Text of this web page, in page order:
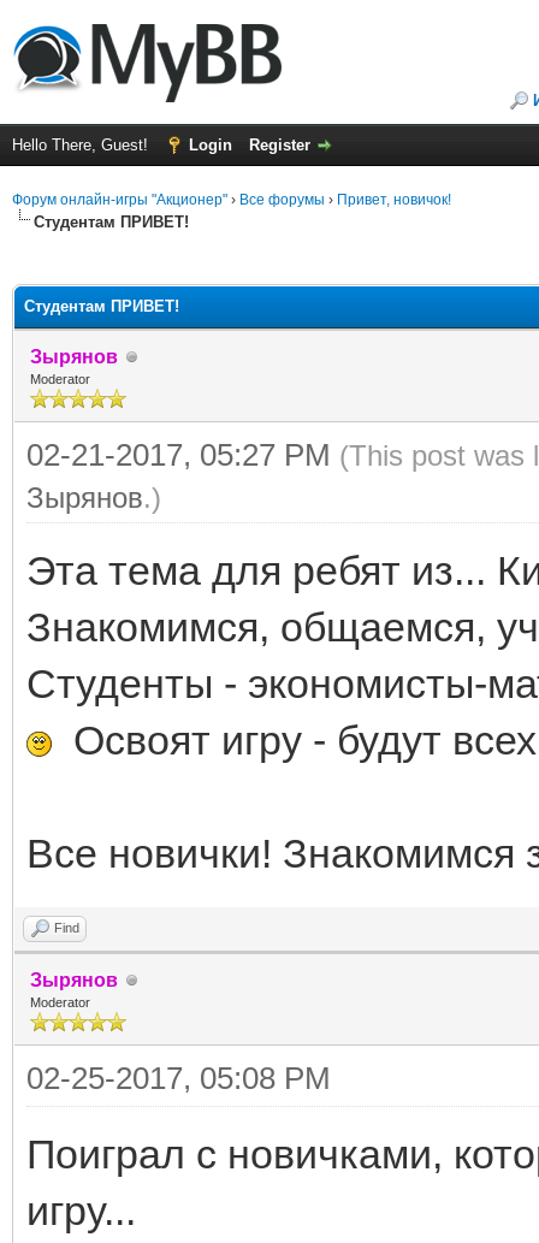
Hello There, Guest! Login Register
Форум онлайн-игры "Акционер" › Все форумы › Привет, новичок!
Студентам ПРИВЕТ!
Студентам ПРИВЕТ!
Зырянов
Moderator
02-21-2017, 05:27 PM (This post was
Зырянов.)
Эта тема для ребят из...
Знакомимся, общаемся,
Студенты - экономисты-
Освоят игру - будут
Все новички! Знакомимся
Find
Зырянов
Moderator
02-25-2017, 05:08 PM
Поиграл с новичками,
игру...